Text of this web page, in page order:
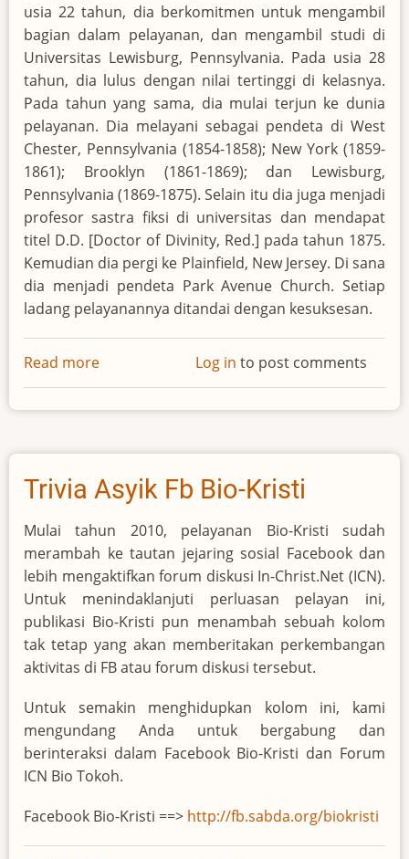
usia 22 tahun, dia berkomitmen untuk mengambil
bagian dalam pelayanan, dan mengambil studi di
Universitas Lewisburg, Pennsylvania. Pada usia 28
tahun, dia lulus dengan nilai tertinggi di kelasnya.
Pada tahun yang sama, dia mulai terjun ke dunia
pelayanan. Dia melayani sebagai pendeta di West
Chester, Pennsylvania (1854-1858); New York (1859-
1861); Brooklyn (1861-1869); dan Lewisburg,
Pennsylvania (1869-1875). Selain itu dia juga menjadi
profesor sastra fiksi di universitas dan mendapat
titel D.D. [Doctor of Divinity, Red.] pada tahun 1875.
Kemudian dia pergi ke Plainfield, New Jersey. Di sana
dia menjadi pendeta Park Avenue Church. Setiap
ladang pelayanannya ditandai dengan kesuksesan.
Read more
Robert
Lowry
Log in to post comments
Trivia Asyik Fb Bio-Kristi
Mulai tahun 2010, pelayanan Bio-Kristi sudah
merambah ke tautan jejaring sosial Facebook dan
lebih mengaktifkan forum diskusi In-Christ.Net (ICN).
Untuk menindaklanjuti perluasan pelayan ini,
publikasi Bio-Kristi pun menambah sebuah kolom
tak tetap yang akan memberitakan perkembangan
aktivitas di FB atau forum diskusi tersebut.
Untuk semakin menghidupkan kolom ini, kami
mengundang Anda untuk bergabung dan
berinteraksi dalam Facebook Bio-Kristi dan Forum
ICN Bio Tokoh.
Facebook Bio-Kristi ==> http://fb.sabda.org/biokristi